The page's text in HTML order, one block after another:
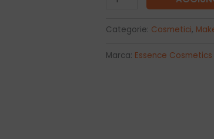
volume
12
Categorie: Cosmetici,
Marca: Essence Cosmetics